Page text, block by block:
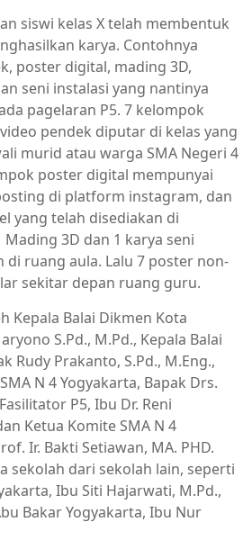
siswi kelas X telah membentuk
karya. Contohnya
poster digital, mading 3D,
seni instalasi yang nantinya
pagelaran P5. 7 kelompok
pendek diputar di kelas yang
murid atau warga SMA Negeri 4
poster digital mempunyai
di platform instagram, dan
yang telah disediakan di
3D dan 1 karya seni
di ruang aula. Lalu 7 poster non-
sekitar depan ruang guru.
Kepala Balai Dikmen Kota
S.Pd., M.Pd., Kepala Balai
Rudy Prakanto, S.Pd., M.Eng.,
N 4 Yogyakarta, Bapak Drs.
P5, Ibu Dr. Reni
Ketua Komite SMA N 4
Ir. Bakti Setiawan, MA. PHD.
sekolah dari sekolah lain, seperti
Ibu Siti Hajarwati, M.Pd.,
Bakar Yogyakarta, Ibu Nur